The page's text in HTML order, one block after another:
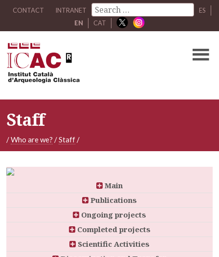
CONTACT INTRANET
ES
EN
CAT
Staff
/Who are we? /Staff/
Main
Publications
Ongoing projects
Completed projects
Scientific Activities